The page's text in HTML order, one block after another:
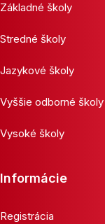
Základné školy
Stredné školy
Jazykové školy
Vyššie odborné školy
Vysoké školy
Informácie
Registrácia